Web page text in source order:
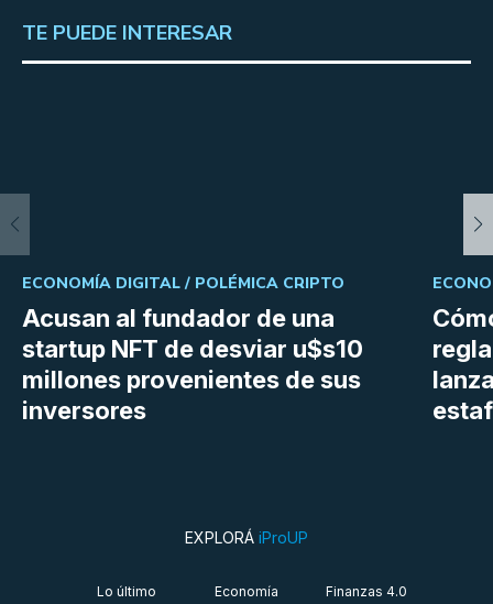
TE PUEDE INTERESAR
Acusan al fundador de una
startup NFT de desviar u$s10
millones provenientes de sus
inversores
ECONOMÍA DIGITAL / POLÉMICA CRIPTO
EXPLORÁ iProUP
Lo último
Economía
Finanzas 4.0